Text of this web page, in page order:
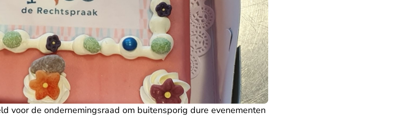
voor de ondernemingsraad om buitensporig dure evenementen